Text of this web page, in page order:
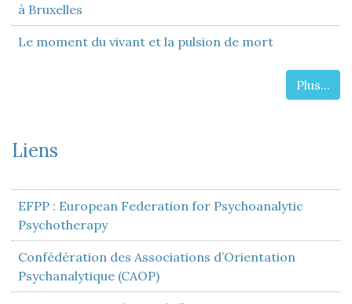
à Bruxelles
Le moment du vivant et la pulsion de mort
Plus...
Liens
EFPP : European Federation for Psychoanalytic
Psychotherapy
Confédération des Associations d’Orientation
Psychanalytique (CAOP)